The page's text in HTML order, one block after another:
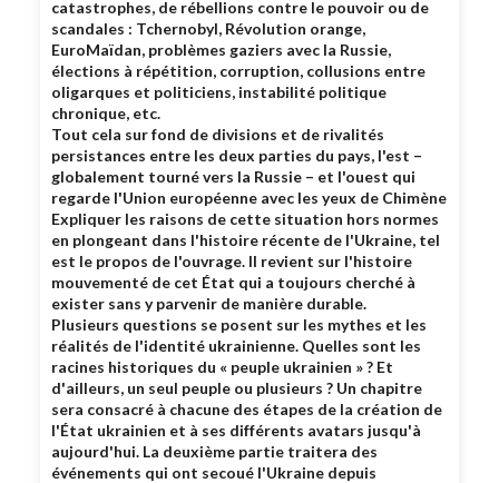
catastrophes, de rébellions contre le pouvoir ou de
scandales : Tchernobyl, Révolution orange,
EuroMaïdan, problèmes gaziers avec la Russie,
élections à répétition, corruption, collusions entre
oligarques et politiciens, instabilité politique
chronique, etc.
Tout cela sur fond de divisions et de rivalités
persistances entre les deux parties du pays, l'est –
globalement tourné vers la Russie – et l'ouest qui
regarde l'Union européenne avec les yeux de Chimène
Expliquer les raisons de cette situation hors normes
en plongeant dans l'histoire récente de l'Ukraine, tel
est le propos de l'ouvrage. Il revient sur l'histoire
mouvementé de cet État qui a toujours cherché à
exister sans y parvenir de manière durable.
Plusieurs questions se posent sur les mythes et les
réalités de l'identité ukrainienne. Quelles sont les
racines historiques du « peuple ukrainien » ? Et
d'ailleurs, un seul peuple ou plusieurs ? Un chapitre
sera consacré à chacune des étapes de la création de
l'État ukrainien et à ses différents avatars jusqu'à
aujourd'hui. La deuxième partie traitera des
événements qui ont secoué l'Ukraine depuis